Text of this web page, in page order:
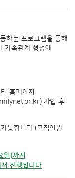
하는 프로그램을 통해
가족관계 형성에
홈페이지
) 가입 후
능합니다 (모집인원
)까지
진행됩니다